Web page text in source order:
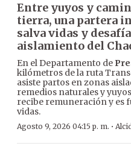
Entre yuyos y
tierra, una partera
salva vidas y
aislamiento del
En el Departamento de
kilómetros de la ruta
asiste partos en zonas
remedios naturales y
recibe remuneración y es
vidas.
Agosto 9, 2026 04:15 p. m. ·